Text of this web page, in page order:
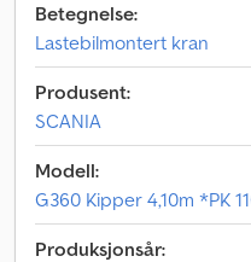
Betegnelse:
Lastebilmontert kran
Produsent:
SCANIA
Modell:
G360 Kipper 4,10m *PK
Produksjonsår: